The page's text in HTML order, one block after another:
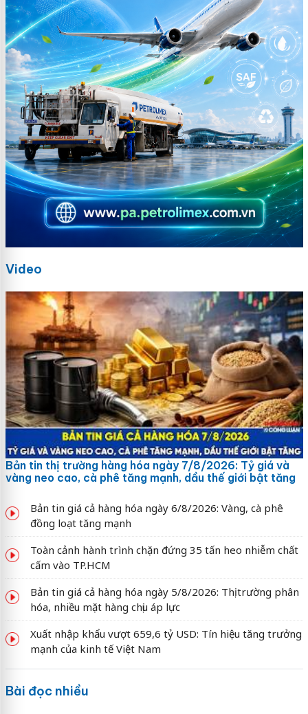
Video
Bản tin thị trường hàng hóa ngày 7/8/2026: Tỷ giá và
vàng neo cao, cà phê tăng mạnh, dầu thế giới bật tăng
Bản tin giá cả hàng hóa ngày 6/8/2026: Vàng, cà phê
đồng loạt tăng mạnh
Toàn cảnh hành trình chặn đứng 35 tấn heo nhiễm chất
cấm vào TP.HCM
Bản tin giá cả hàng hóa ngày 5/8/2026: Thị trường phân
hóa, nhiều mặt hàng chịu áp lực
Xuất nhập khẩu vượt 659,6 tỷ USD: Tín hiệu tăng trưởng
mạnh của kinh tế Việt Nam
Bài đọc nhiều